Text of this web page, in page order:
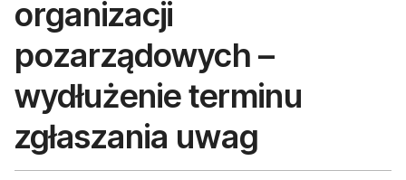
organizacji
pozarządowych –
wydłużenie terminu
zgłaszania uwag